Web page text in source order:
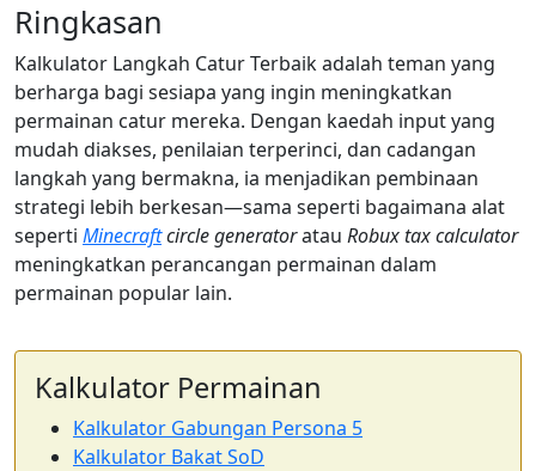
Ringkasan
Kalkulator Langkah Catur Terbaik adalah teman yang
berharga bagi sesiapa yang ingin meningkatkan
permainan catur mereka. Dengan kaedah input yang
mudah diakses, penilaian terperinci, dan cadangan
langkah yang bermakna, ia menjadikan pembinaan
strategi lebih berkesan—sama seperti bagaimana alat
seperti Minecraftcircle generatoratau Robux tax calculator
meningkatkan perancangan permainan dalam
permainan popular lain.
Kalkulator Permainan
Kalkulator Gabungan Persona 5
Kalkulator Bakat SoD